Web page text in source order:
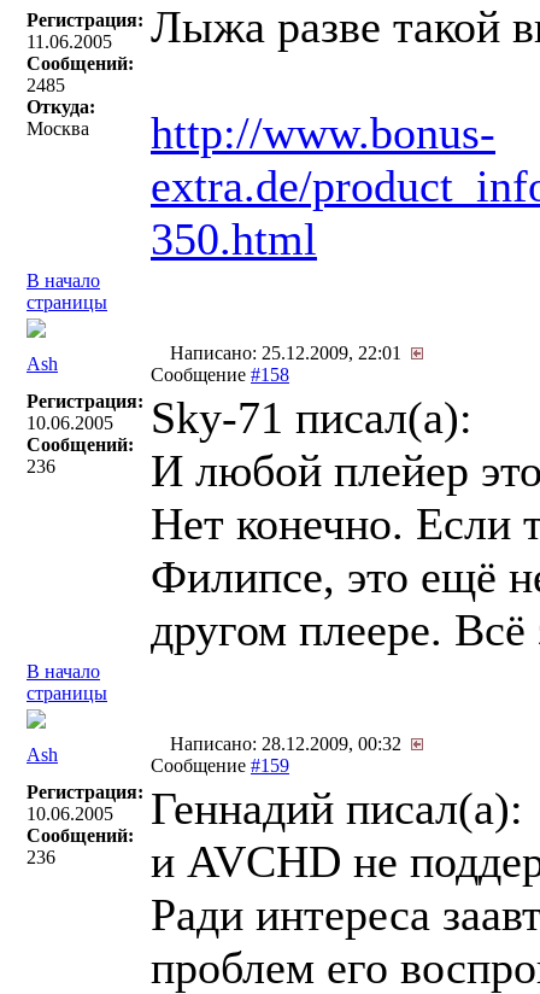
Регистрация:
11.06.2005
Сообщений:
2485
Откуда:
Москва
Лыжа разве такой
http://www.bonus-
extra.de/
350.html
В начало
страницы
Ash
Написано: 25.12.2009, 22:01
Сообщение #158
Регистрация:
10.06.2005
Сообщений:
236
Sky-71 писал(a):
И любой плейер
Нет конечно. Если
Филипсе, это ещё
другом плеере.
В начало
страницы
Ash
Написано: 28.12.2009, 00:32
Сообщение #159
Регистрация:
10.06.2005
Сообщений:
236
Геннадий писал(a):
и AVCHD не
Ради интереса
проблем его